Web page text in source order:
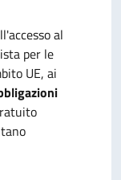
al
per le
UE, ai